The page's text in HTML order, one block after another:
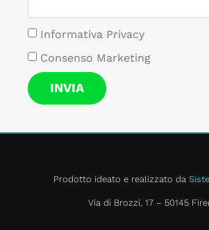
Informativa Privacy
Consenso Marketing
INVIA
Prodotto ideato e realizzato da
Via di Brozzi, 17 – 50145